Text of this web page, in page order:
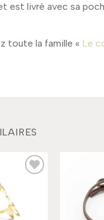
est livré avec sa
toute la famille « Le